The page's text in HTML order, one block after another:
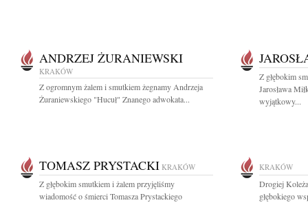
ANDRZEJ ŻURANIEWSKI
KRAKÓW
Z ogromnym żalem i smutkiem żegnamy Andrzeja
Żuraniewskiego "Hucuł" Znanego adwokata...
Z głębokim
Jarosława
wyjątkowy...
TOMASZ PRYSTACKI KRAKÓW
Z głębokim smutkiem i żalem przyjęliśmy
wiadomość o śmierci Tomasza Prystackiego
KRAKÓW
Drogiej
głębokiego